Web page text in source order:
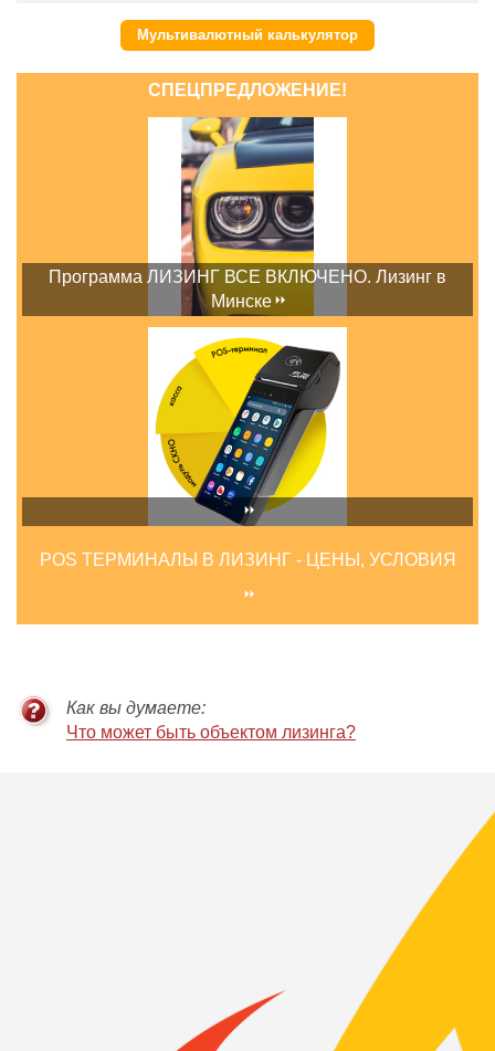
Мультивалютный калькулятор
СПЕЦПРЕДЛОЖЕНИЕ!
Программа ЛИЗИНГ ВСЕ ВКЛЮЧЕНО. Лизинг в
Минске
POS ТЕРМИНАЛЫ В ЛИЗИНГ - ЦЕНЫ, УСЛОВИЯ
Как вы думаете:
Что может быть объектом лизинга?